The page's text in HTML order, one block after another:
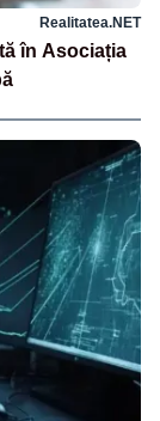
Realitatea.NET
în Asociația